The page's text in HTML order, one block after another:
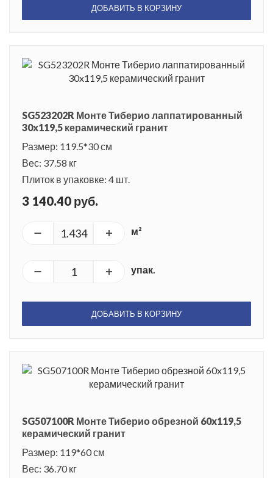
ДОБАВИТЬ В КОРЗИНУ
SG523202R Монте Тиберио лаппатированный
30x119,5 керамический гранит
Размер: 119.5*30 см
Вес: 37.58 кг
Плиток в упаковке: 4 шт.
3 140.40 руб.
м²
упак.
ДОБАВИТЬ В КОРЗИНУ
SG507100R Монте Тиберио обрезной 60x119,5
керамический гранит
Размер: 119*60 см
Вес: 36.70 кг